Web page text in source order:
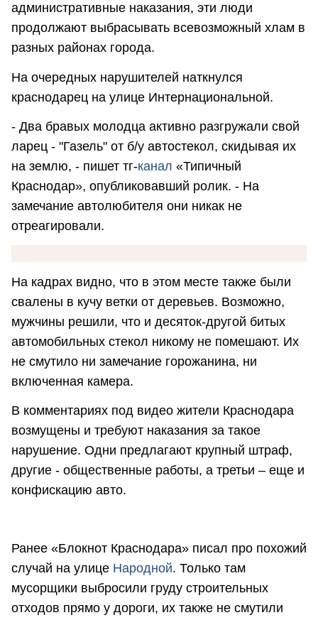
административные наказания, эти люди
продолжают выбрасывать всевозможный хлам в
разных районах города.
На очередных нарушителей наткнулся
краснодарец на улице Интернациональной.
- Два бравых молодца активно разгружали свой
ларец - "Газель" от б/у автостекол, скидывая их
на землю, - пишет тг-канал «Типичный
Краснодар», опубликовавший ролик. - На
замечание автолюбителя они никак не
отреагировали.
На кадрах видно, что в этом месте также были
свалены в кучу ветки от деревьев. Возможно,
мужчины решили, что и десяток-другой битых
автомобильных стекол никому не помешают. Их
не смутило ни замечание горожанина, ни
включенная камера.
В комментариях под видео жители Краснодара
возмущены и требуют наказания за такое
нарушение. Одни предлагают крупный штраф,
другие - общественные работы, а третьи – еще и
конфискацию авто.
Ранее «Блокнот Краснодара» писал про похожий
случай на улице Народной. Только там
мусорщики выбросили груду строительных
отходов прямо у дороги, их также не смутили